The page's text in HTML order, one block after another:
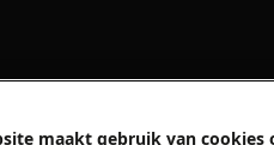
maakt gebruik van